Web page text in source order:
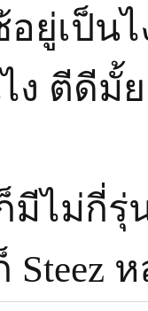
ยู่เป็น
ง ตีดีมั้
มีไม่กี่
Steez